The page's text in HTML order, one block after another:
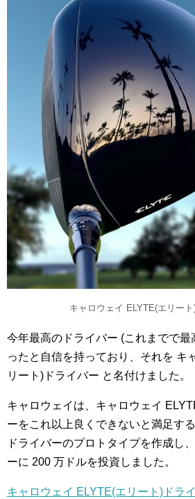
キャロウェイ ELYTE(エリー
今年最高のドライバー (これまでで
ったと自信を持っており、それを キ
リート)ドライバー と名付けました。
キャロウェイは、キャロウェイ
ーをこれ以上良くできないと満足す
ドライバーのプロトタイプを作成し
ーに 200 万ドルを投資しました。
キャロウェイ ELYTE(エリート)ドラ